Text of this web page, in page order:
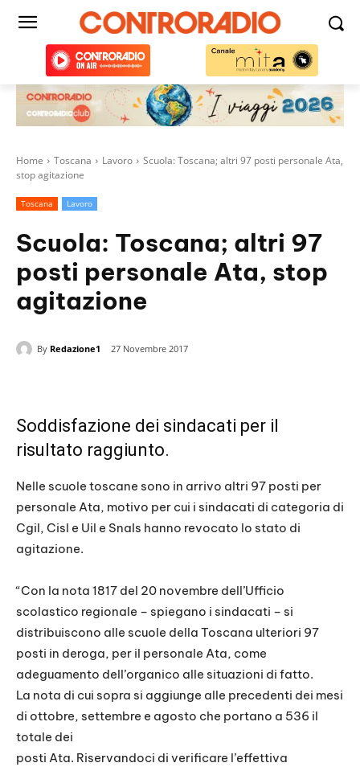
Home Toscana Lavoro
Scuola: Toscana; altri 97 posti personale Ata,
stop agitazione
Toscana Lavoro
Scuola: Toscana; altri 97
posti personale Ata, stop
agitazione
By Redazione1 27 Novembre 2017
Soddisfazione dei sindacati per il
risultato raggiunto.
Nelle scuole toscane sono in arrivo altri 97 posti per
personale Ata, motivo per cui i sindacati di categoria di
Cgil, Cisl e Uil e Snals hanno revocato lo stato di
agitazione.
“Con la nota 1817 del 20 novembre dell’Ufficio
scolastico regionale – spiegano i sindacati – si
distribuiscono alle scuole della Toscana ulteriori 97
posti in deroga, per il personale Ata, come
adeguamento dell’organico alle situazioni di fatto.
La nota di cui sopra si aggiunge alle precedenti dei mesi
di ottobre, settembre e agosto che portano a 536 il
totale dei
posti Ata. Riservandoci di verificare l’effettiva